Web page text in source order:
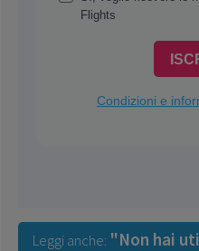
Leggi anche: "Non hai